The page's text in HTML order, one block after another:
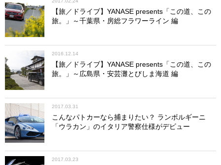
【旅／ドライブ】YANASE presents「この道、この
旅。」～千葉県・房総フラワーライン 編
2016.12.14
【旅／ドライブ】YANASE presents「この道、この
旅。」～広島県・安芸灘とびしま海道 編
2017.03.31
こんなパトカーなら捕まりたい？ ランボルギーニ
「ウラカン」のイタリア警察仕様がデビュー
2017.03.23